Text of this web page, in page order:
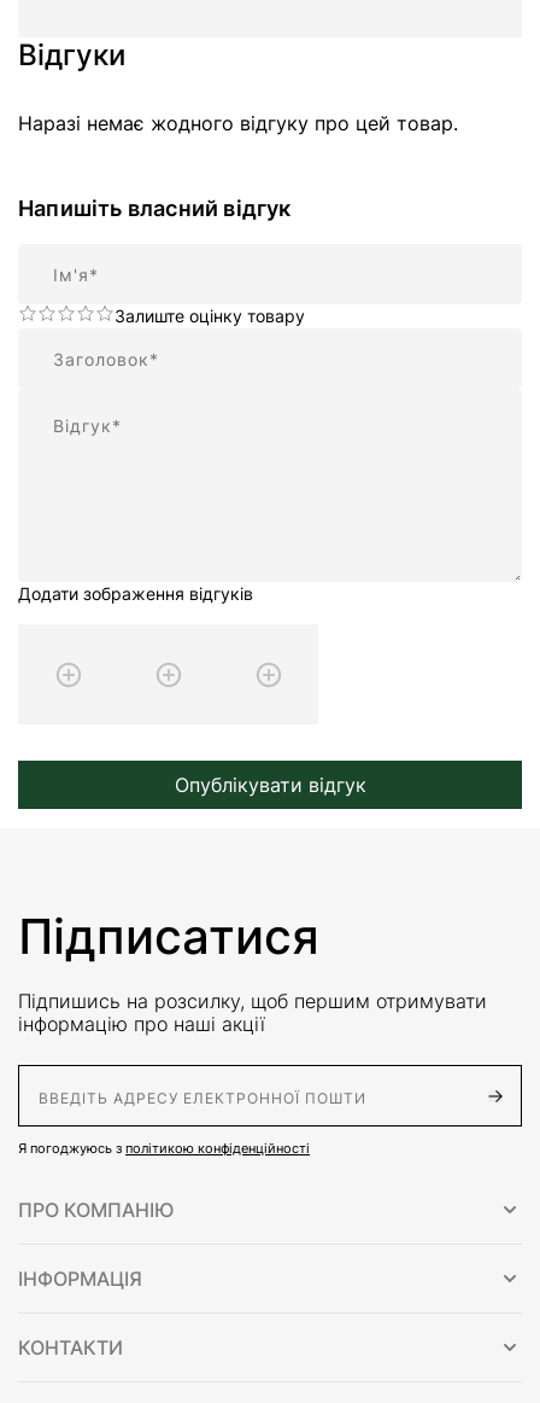
Відгуки
Наразі немає жодного відгуку про цей товар.
Напишіть власний відгук
Залиште оцінку товару
Додати зображення відгуків
Опублікувати відгук
Підписатися
Підпишись на розсилку, щоб першим отримувати
інформацію про наші акції
Я погоджуюсь з політикою конфіденційності
ПРО КОМПАНІЮ
ІНФОРМАЦІЯ
КОНТАКТИ